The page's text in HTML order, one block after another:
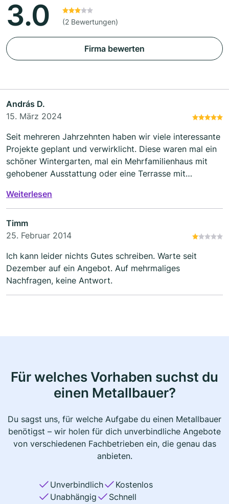
3.0 (2 Bewertungen)
Firma bewerten
András D.
15. März 2024
Seit mehreren Jahrzehnten haben wir viele interessante
Projekte geplant und verwirklicht. Diese waren mal ein
schöner Wintergarten, mal ein Mehrfamilienhaus mit
gehobener Ausstattung oder eine Terrasse mit
Penthouses auf dem Bunker in Mürwik. Die
Zusammenarbeit brachte immer Freude am Schaffen.
Heute sehe ich es auch nicht anders und empfehle die
Firma jedem weiter, wer auf Qualität, Zuverlässigkeit
Weiterlesen
Timm
25. Februar 2014
Ich kann leider nichts Gutes schreiben. Warte seit
Dezember auf ein Angebot. Auf mehrmaliges
Nachfragen, keine Antwort.
Für welches Vorhaben suchst du
einen Metallbauer?
Du sagst uns, für welche Aufgabe du einen Metallbauer
benötigst – wir holen für dich unverbindliche Angebote
von verschiedenen Fachbetrieben ein, die genau das
anbieten.
Unverbindlich
Kostenlos
Unabhängig
Schnell